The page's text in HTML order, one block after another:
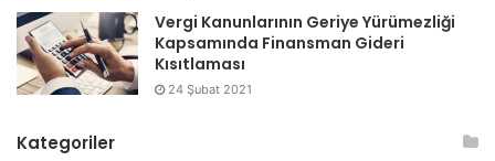
Konya Vergi
Niğde-Aksaray-
Karaman-
Vergi Kanunlarının Geriye Yürümezliği
Kapsamında Finansman Gideri
Kısıtlaması
24 Şubat 2021
Kategoriler